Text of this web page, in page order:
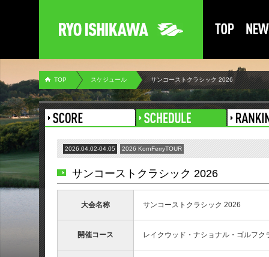
TOP スケジュール サンコーストクラシック 2026
2026.04.02-04.05 2026 KornFerryTOUR
サンコーストクラシック 2026
大会名称 サンコーストクラシック 2026
開催コース レイクウッド・ナショナル・ゴルフク